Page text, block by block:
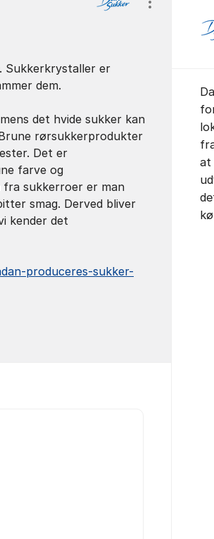
Sukkerkrystaller er
dem.
det hvide sukker kan
rørsukkerprodukter
Det er
farve og
fra sukkerroer er man
smag. Derved bliver
kender det
produceres-sukker-
Vis/skjul
at